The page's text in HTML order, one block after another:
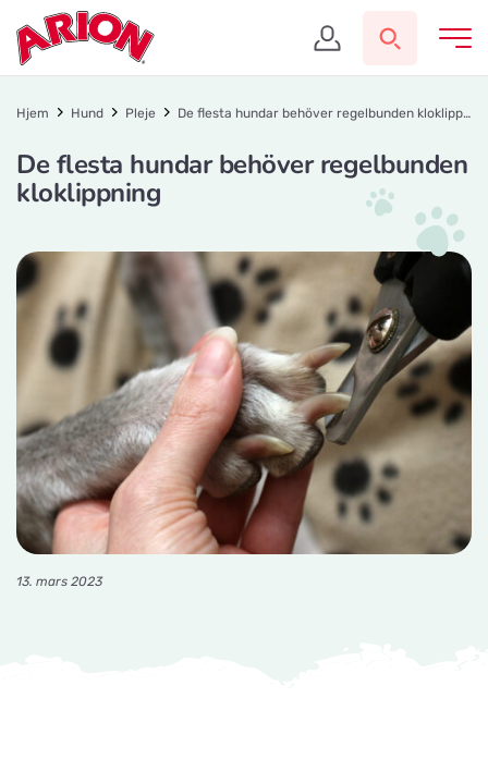
Hjem Hund Pleje De flesta hundar behöver regelbunden kloklippning
De flesta hundar behöver regelbunden
kloklippning
13. mars 2023